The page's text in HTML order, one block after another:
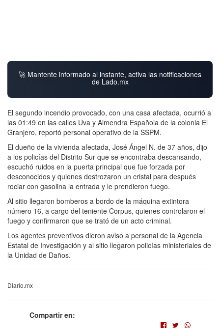
🚀 Mantente informado al instante, activa las notificaciones
de Lado.mx
El segundo incendio provocado, con una casa afectada, ocurrió a
las 01:49 en las calles Uva y Almendra Española de la colonia El
Granjero, reportó personal operativo de la SSPM.
El dueño de la vivienda afectada, José Ángel N. de 37 años, dijo
a los policías del Distrito Sur que se encontraba descansando,
escuchó ruidos en la puerta principal que fue forzada por
desconocidos y quienes destrozaron un cristal para después
rociar con gasolina la entrada y le prendieron fuego.
Al sitio llegaron bomberos a bordo de la máquina extintora
número 16, a cargo del teniente Corpus, quienes controlaron el
fuego y confirmaron que se trató de un acto criminal.
Los agentes preventivos dieron aviso a personal de la Agencia
Estatal de Investigación y al sitio llegaron policías ministeriales de
la Unidad de Daños.
Diario.mx
Compartir en: